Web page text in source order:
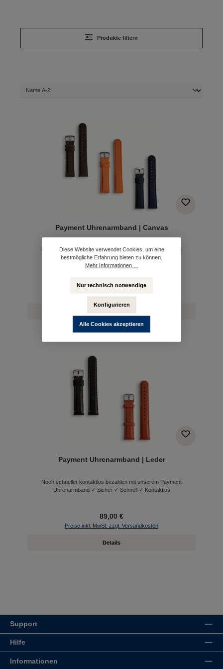
Produkte filtern
Payment Uhrenarmband | Canvas
Noch schneller kontaktlos bezahlen mit unserem Payment
Uhrenarmband ✓ Sicher ✓ Schnell ✓ Kontaktlos
79,00 €
Payment Uhrenarmband | Leder
Noch schneller kontaktlos bezahlen mit unserem Payment
Uhrenarmband ✓ Sicher ✓ Schnell ✓ Kontaktlos
89,00 €
Preise inkl. MwSt. zzgl. Versandkosten
Details
Support
Hilfe
Informationen
Diese Website verwendet Cookies, um eine
bestmögliche Erfahrung bieten zu können.
Mehr Informationen ...
Nur technisch notwendige
Konfigurieren
Alle Cookies akzeptieren